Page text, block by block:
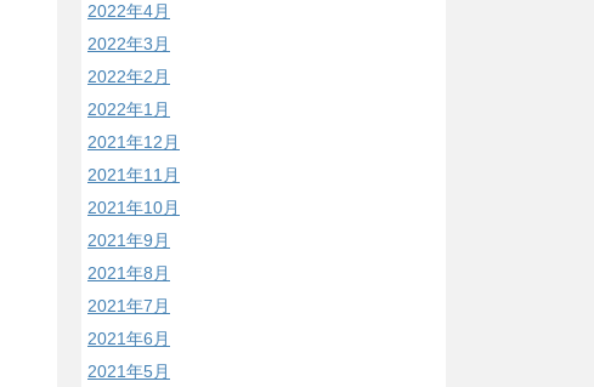
2022年4月
2022年3月
2022年2月
2022年1月
2021年12月
2021年11月
2021年10月
2021年9月
2021年8月
2021年7月
2021年6月
2021年5月